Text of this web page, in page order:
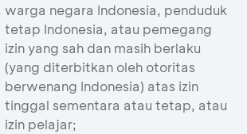
warga negara Indonesia, penduduk
tetap Indonesia, atau pemegang
izin yang sah dan masih berlaku
(yang diterbitkan oleh otoritas
berwenang Indonesia) atas izin
tinggal sementara atau tetap, atau
izin pelajar;